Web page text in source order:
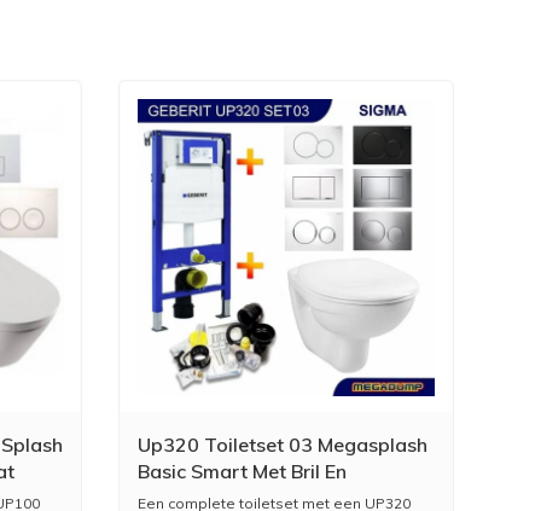
Up320 Toiletset 03 Megasplash
Basic Smart Met Bril En
Drukplaat
Een complete toiletset met een UP320